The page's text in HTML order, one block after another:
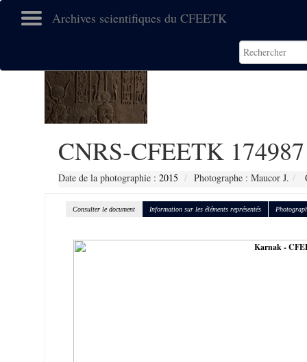
Archives scientifiques du CFEETK
CNRS-CFEETK 174987
Date de la photographie : 2015 Photographe : Maucor J.
Consulter le document Information sur les éléments représentés